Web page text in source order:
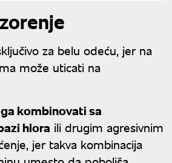
za belu odeću, jer na
može uticati na
kombinovati sa
hlora ili drugim agresivnim
jer takva kombinacija